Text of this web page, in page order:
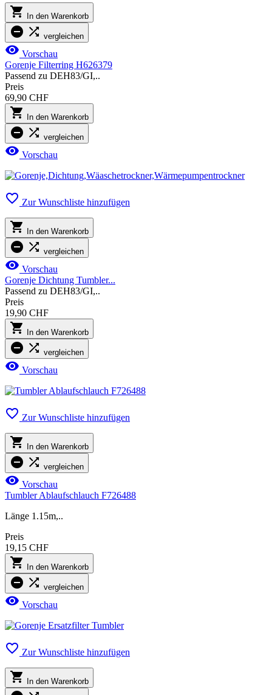
 In den Warenkorb
  vergleichen
 Vorschau
Gorenje Filterring H626379
Passend zu DEH83/GI,..
Preis
69,90 CHF
 In den Warenkorb
  vergleichen
 Vorschau
 Zur Wunschliste hinzufügen
 In den Warenkorb
  vergleichen
 Vorschau
Gorenje Dichtung Tumbler...
Passend zu DEH83/GI,..
Preis
19,90 CHF
 In den Warenkorb
  vergleichen
 Vorschau
 Zur Wunschliste hinzufügen
 In den Warenkorb
  vergleichen
 Vorschau
Tumbler Ablaufschlauch F726488
Länge 1.15m,..
Preis
19,15 CHF
 In den Warenkorb
  vergleichen
 Vorschau
 Zur Wunschliste hinzufügen
 In den Warenkorb